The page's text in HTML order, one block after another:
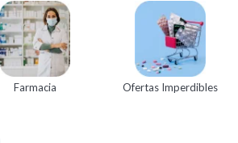
Farmacia Ofertas Imperdibles